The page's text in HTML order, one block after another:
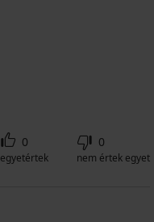
0
egyetértek
0
nem értek egyet